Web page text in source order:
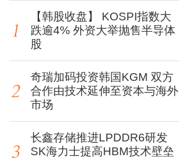
【韩股收盘】 KOSPI指数大
跌逾4% 外资大举抛售半导体
股
奇瑞加码投资韩国KGM 双方
合作由技术延伸至资本与海外
市场
长鑫存储推进LPDDR6研发
SK海力士提高HBM技术壁垒